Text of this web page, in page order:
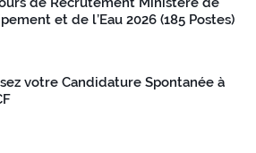
et de l’Eau 2026 (185 Postes)
votre Candidature Spontanée à